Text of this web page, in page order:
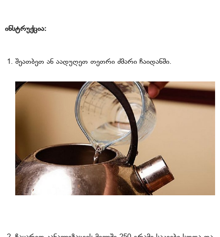
ინსტრუქცია:
შეათბეთ ან აადუღეთ თეთრი ძმარი ჩაიდანში.